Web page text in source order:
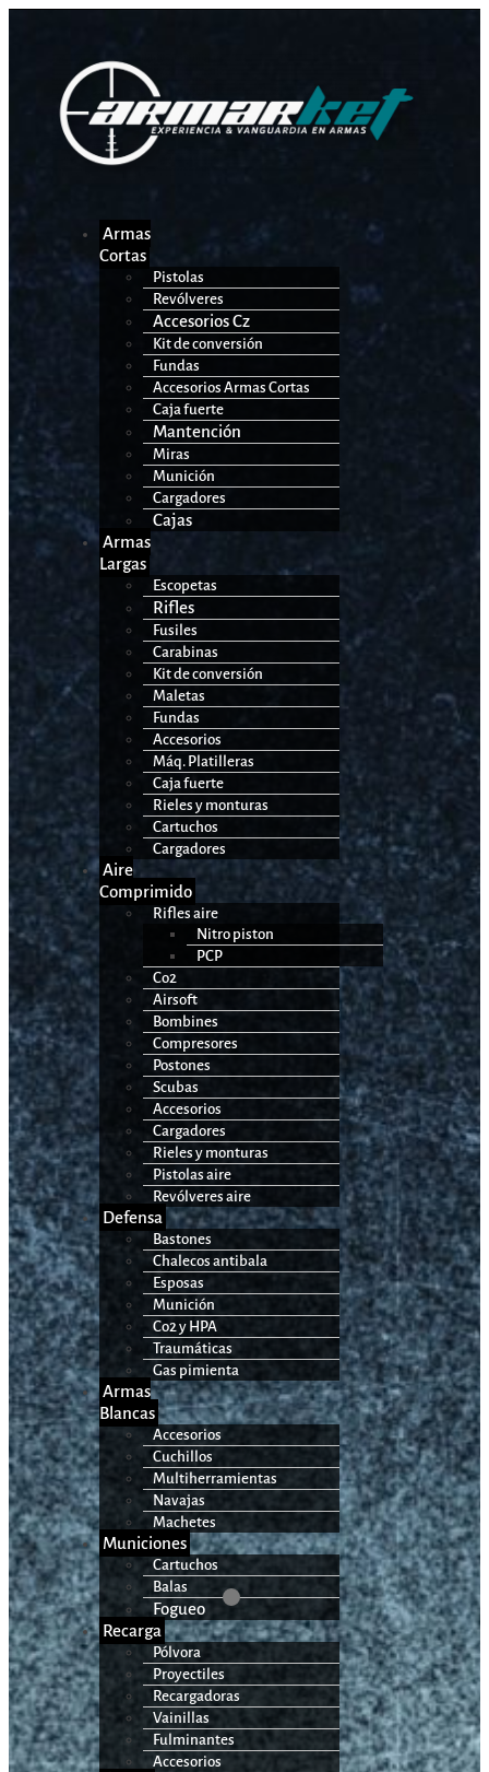
Armas
Cortas
Pistolas
Revólveres
Accesorios Cz
Kit de conversión
Fundas
Accesorios Armas Cortas
Caja fuerte
Mantención
Miras
Munición
Cargadores
Cajas
Armas
Largas
Escopetas
Rifles
Fusiles
Carabinas
Kit de conversión
Maletas
Fundas
Accesorios
Máq. Platilleras
Caja fuerte
Rieles y monturas
Cartuchos
Cargadores
Aire
Comprimido
Rifles aire
Nitro piston
PCP
Co2
Airsoft
Bombines
Compresores
Postones
Scubas
Accesorios
Cargadores
Rieles y monturas
Pistolas aire
Revólveres aire
Defensa
Bastones
Chalecos antibala
Esposas
Munición
Co2 y HPA
Traumáticas
Gas pimienta
Armas
Blancas
Accesorios
Cuchillos
Multiherramientas
Navajas
Machetes
Municiones
Cartuchos
Balas
Fogueo
Recarga
Pólvora
Proyectiles
Recargadoras
Vainillas
Fulminantes
Accesorios